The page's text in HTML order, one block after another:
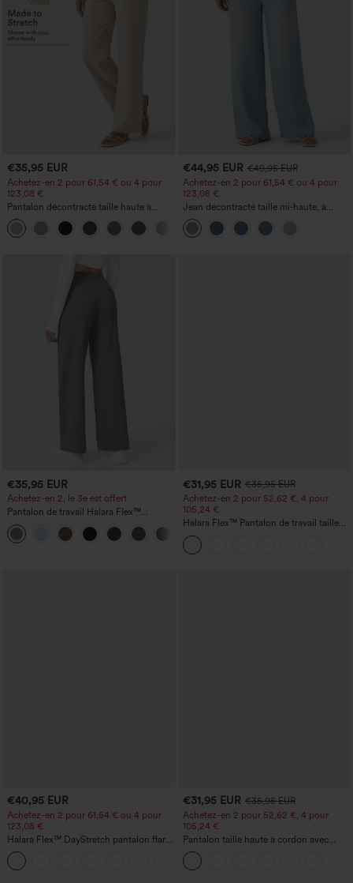
€35,95 EUR
Achetez-en 2 pour 61,54 € ou 4 pour
123,08 €.
Pantalon décontracté taille haute à
jambe droite, effet lin, avec poches
+5
€44,95 EUR €49,95 EUR
Achetez-en 2 pour 61,54 € ou 4 pour
123,08 €.
Jean décontracté taille mi‑haute, à
cordon de serrage, avec poches
€35,95 EUR
Achetez-en 2, le 3e est offert
Pantalon de travail Halara Flex™
DayStretch à taille haute, avec poches et
coupe droite
€31,95 EUR €35,95 EUR
Achetez-en 2 pour 52,62 €, 4 pour
105,24 €
Halara Flex™ Pantalon de travail taille
haute sculptant la silhouette, gainant la
taille, avec poches, jambe large en
micro-gaufre
€40,95 EUR
Achetez-en 2 pour 61,54 € ou 4 pour
123,08 €.
Halara Flex™ DayStretch pantalon flare
de travail, taille mi-haute, poche latérale
zippée
€31,95 EUR €35,95 EUR
Achetez-en 2 pour 52,62 €, 4 pour
105,24 €
Pantalon taille haute à cordon avec
poches, jambe large et coupe ample,
style décontracté, effet lin